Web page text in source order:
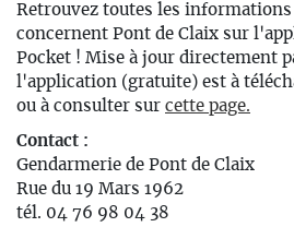
Retrouvez toutes les
concernent Pont de Claix sur
Pocket ! Mise à jour directement
l'application (gratuite) est à
ou à consulter sur cette page.
Contact :
Gendarmerie de Pont de Claix
Rue du 19 Mars 1962
tél. 04 76 98 04 38